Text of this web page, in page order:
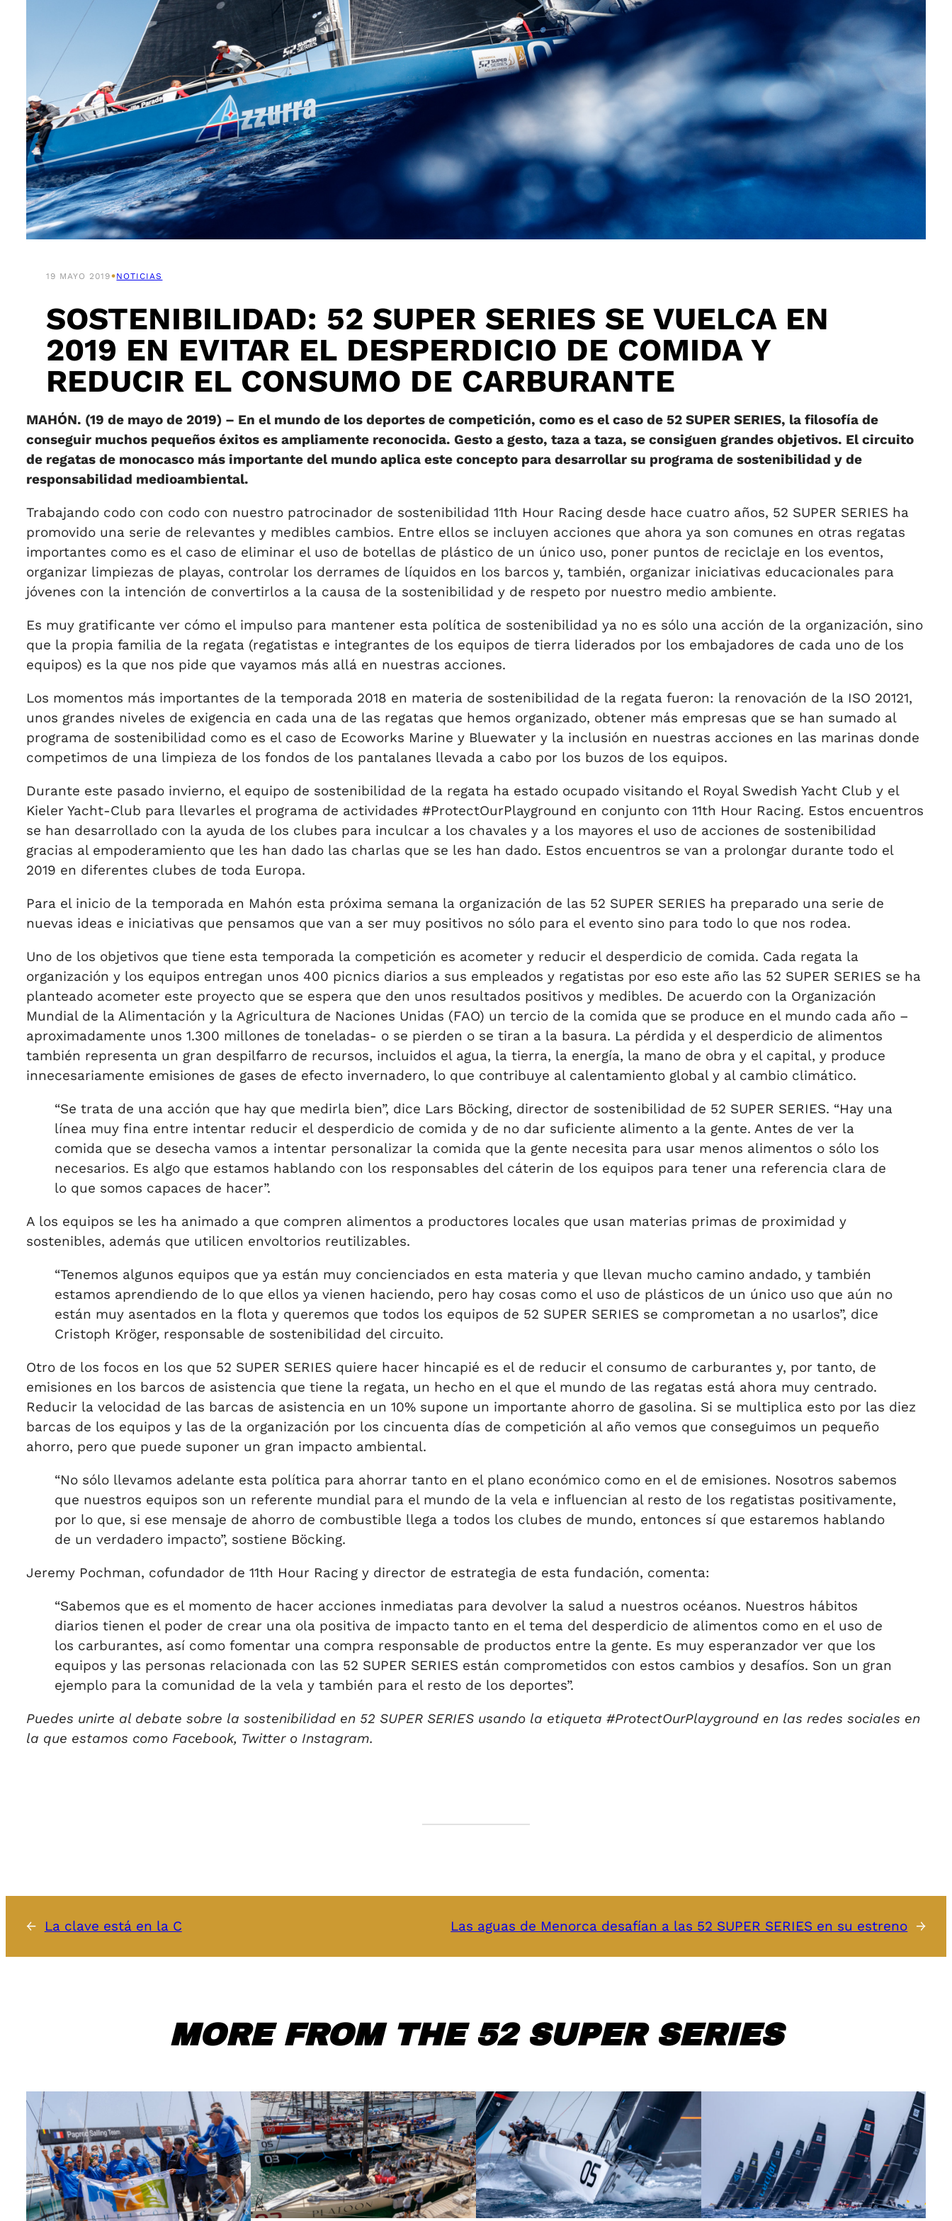
19 MAYO 2019•NOTICIAS
SOSTENIBILIDAD: 52 SUPER SERIES SE VUELCA EN
2019 EN EVITAR EL DESPERDICIO DE COMIDA Y
REDUCIR EL CONSUMO DE CARBURANTE
MAHÓN. (19 de mayo de 2019) – En el mundo de los deportes de competición, como es el caso de 52 SUPER SERIES, la filosofía de
conseguir muchos pequeños éxitos es ampliamente reconocida. Gesto a gesto, taza a taza, se consiguen grandes objetivos. El circuito
de regatas de monocasco más importante del mundo aplica este concepto para desarrollar su programa de sostenibilidad y de
responsabilidad medioambiental.
Trabajando codo con codo con nuestro patrocinador de sostenibilidad 11th Hour Racing desde hace cuatro años, 52 SUPER SERIES ha
promovido una serie de relevantes y medibles cambios. Entre ellos se incluyen acciones que ahora ya son comunes en otras regatas
importantes como es el caso de eliminar el uso de botellas de plástico de un único uso, poner puntos de reciclaje en los eventos,
organizar limpiezas de playas, controlar los derrames de líquidos en los barcos y, también, organizar iniciativas educacionales para
jóvenes con la intención de convertirlos a la causa de la sostenibilidad y de respeto por nuestro medio ambiente.
Es muy gratificante ver cómo el impulso para mantener esta política de sostenibilidad ya no es sólo una acción de la organización, sino
que la propia familia de la regata (regatistas e integrantes de los equipos de tierra liderados por los embajadores de cada uno de los
equipos) es la que nos pide que vayamos más allá en nuestras acciones.
Los momentos más importantes de la temporada 2018 en materia de sostenibilidad de la regata fueron: la renovación de la ISO 20121,
unos grandes niveles de exigencia en cada una de las regatas que hemos organizado, obtener más empresas que se han sumado al
programa de sostenibilidad como es el caso de Ecoworks Marine y Bluewater y la inclusión en nuestras acciones en las marinas donde
competimos de una limpieza de los fondos de los pantalanes llevada a cabo por los buzos de los equipos.
Durante este pasado invierno, el equipo de sostenibilidad de la regata ha estado ocupado visitando el Royal Swedish Yacht Club y el
Kieler Yacht-Club para llevarles el programa de actividades #ProtectOurPlayground en conjunto con 11th Hour Racing. Estos encuentros
se han desarrollado con la ayuda de los clubes para inculcar a los chavales y a los mayores el uso de acciones de sostenibilidad
gracias al empoderamiento que les han dado las charlas que se les han dado. Estos encuentros se van a prolongar durante todo el
2019 en diferentes clubes de toda Europa.
Para el inicio de la temporada en Mahón esta próxima semana la organización de las 52 SUPER SERIES ha preparado una serie de
nuevas ideas e iniciativas que pensamos que van a ser muy positivos no sólo para el evento sino para todo lo que nos rodea.
Uno de los objetivos que tiene esta temporada la competición es acometer y reducir el desperdicio de comida. Cada regata la
organización y los equipos entregan unos 400 picnics diarios a sus empleados y regatistas por eso este año las 52 SUPER SERIES se ha
planteado acometer este proyecto que se espera que den unos resultados positivos y medibles. De acuerdo con la Organización
Mundial de la Alimentación y la Agricultura de Naciones Unidas (FAO) un tercio de la comida que se produce en el mundo cada año –
aproximadamente unos 1.300 millones de toneladas- o se pierden o se tiran a la basura. La pérdida y el desperdicio de alimentos
también representa un gran despilfarro de recursos, incluidos el agua, la tierra, la energía, la mano de obra y el capital, y produce
innecesariamente emisiones de gases de efecto invernadero, lo que contribuye al calentamiento global y al cambio climático.
“Se trata de una acción que hay que medirla bien”, dice Lars Böcking, director de sostenibilidad de 52 SUPER SERIES. “Hay una
línea muy fina entre intentar reducir el desperdicio de comida y de no dar suficiente alimento a la gente. Antes de ver la
comida que se desecha vamos a intentar personalizar la comida que la gente necesita para usar menos alimentos o sólo los
necesarios. Es algo que estamos hablando con los responsables del cáterin de los equipos para tener una referencia clara de
lo que somos capaces de hacer”.
A los equipos se les ha animado a que compren alimentos a productores locales que usan materias primas de proximidad y
sostenibles, además que utilicen envoltorios reutilizables.
“Tenemos algunos equipos que ya están muy concienciados en esta materia y que llevan mucho camino andado, y también
estamos aprendiendo de lo que ellos ya vienen haciendo, pero hay cosas como el uso de plásticos de un único uso que aún no
están muy asentados en la flota y queremos que todos los equipos de 52 SUPER SERIES se comprometan a no usarlos”, dice
Cristoph Kröger, responsable de sostenibilidad del circuito.
Otro de los focos en los que 52 SUPER SERIES quiere hacer hincapié es el de reducir el consumo de carburantes y, por tanto, de
emisiones en los barcos de asistencia que tiene la regata, un hecho en el que el mundo de las regatas está ahora muy centrado.
Reducir la velocidad de las barcas de asistencia en un 10% supone un importante ahorro de gasolina. Si se multiplica esto por las diez
barcas de los equipos y las de la organización por los cincuenta días de competición al año vemos que conseguimos un pequeño
ahorro, pero que puede suponer un gran impacto ambiental.
“No sólo llevamos adelante esta política para ahorrar tanto en el plano económico como en el de emisiones. Nosotros sabemos
que nuestros equipos son un referente mundial para el mundo de la vela e influencian al resto de los regatistas positivamente,
por lo que, si ese mensaje de ahorro de combustible llega a todos los clubes de mundo, entonces sí que estaremos hablando
de un verdadero impacto”, sostiene Böcking.
Jeremy Pochman, cofundador de 11th Hour Racing y director de estrategia de esta fundación, comenta:
“Sabemos que es el momento de hacer acciones inmediatas para devolver la salud a nuestros océanos. Nuestros hábitos
diarios tienen el poder de crear una ola positiva de impacto tanto en el tema del desperdicio de alimentos como en el uso de
los carburantes, así como fomentar una compra responsable de productos entre la gente. Es muy esperanzador ver que los
equipos y las personas relacionada con las 52 SUPER SERIES están comprometidos con estos cambios y desafíos. Son un gran
ejemplo para la comunidad de la vela y también para el resto de los deportes”.
Puedes unirte al debate sobre la sostenibilidad en 52 SUPER SERIES usando la etiqueta #ProtectOurPlayground en las redes sociales en
la que estamos como Facebook, Twitter o Instagram.
← La clave está en la C Las aguas de Menorca desafían a las 52 SUPER SERIES en su estreno →
MORE FROM THE 52 SUPER SERIES